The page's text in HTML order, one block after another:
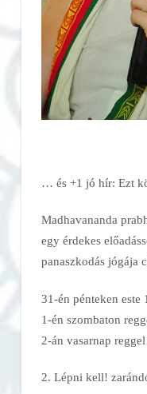
… és +1 jó hír: Ezt
Madhavananda
egy érdekes
panaszkodás jógája
31-én pénteken este
1-én szombaton
2-án vasarnap
2. Lépni kell!